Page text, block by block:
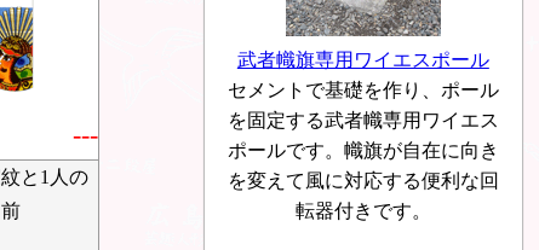
---
と1人の
武者幟旗専用ワイエスポール
セメントで基礎を作り、ポール
を固定する武者幟専用ワイエス
ポールです。幟旗が自在に向き
を変えて風に対応する便利な回
転器付きです。